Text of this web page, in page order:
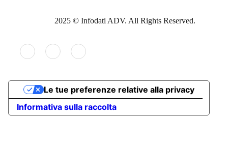
2025 © Infodati ADV. All Rights Reserved.
Informativa sulla raccolta
Le tue preferenze relative alla privacy